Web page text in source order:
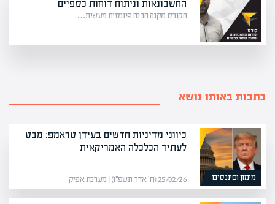
החשבונאות וניתוח דוחות כספיים
הקורס מקנה הבנה פיננסית מעשית…
כתבות באותו נושא
מימון ופיננסים
כיווני מדיניות חדשים בעידן טראמפ: מבט
לעתיד הכלכלה האמריקאית
25/02/26 (ח׳ אדר תשפ״ו) | מערכת אפיק